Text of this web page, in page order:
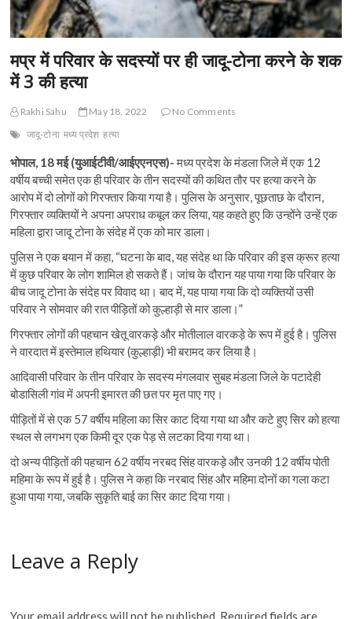
मप्र में परिवार के सदस्यों पर ही जादू-टोना करने के शक
में 3 की हत्या
Rakhi Sahu May 18, 2022
No Comments
जादू-टोना मध्य प्रदेश हत्या
भोपाल, 18 मई (युआईटीवी/आईएएनएस)-मध्य प्रदेश के मंडला जिले में एक 12
वर्षीय बच्ची समेत एक ही परिवार के तीन सदस्यों की कथित तौर पर हत्या करने के
आरोप में दो लोगों को गिरफ्तार किया गया है। पुलिस के अनुसार, पूछताछ के दौरान,
गिरफ्तार व्यक्तियों ने अपना अपराध कबूल कर लिया, यह कहते हुए कि उन्होंने उन्हें एक
महिला द्वारा जादू टोना के संदेह में एक को मार डाला।
पुलिस ने एक बयान में कहा, “घटना के बाद, यह संदेह था कि परिवार की इस क्रूर हत्या
में कुछ परिवार के लोग शामिल हो सकते हैं। जांच के दौरान यह पाया गया कि परिवार के
बीच जादू टोना के संदेह पर विवाद था। बाद में, यह पाया गया कि दो व्यक्तियों उसी
परिवार ने सोमवार की रात पीड़ितों को कुल्हाड़ी से मार डाला।”
गिरफ्तार लोगों की पहचान खेतू वारकड़े और मोतीलाल वारकड़े के रूप में हुई है। पुलिस
ने वारदात में इस्तेमाल हथियार (कुल्हाड़ी) भी बरामद कर लिया है।
आदिवासी परिवार के तीन परिवार के सदस्य मंगलवार सुबह मंडला जिले के पटादेही
बोडासिली गांव में अपनी इमारत की छत पर मृत पाए गए।
पीड़ितों में से एक 57 वर्षीय महिला का सिर काट दिया गया था और कटे हुए सिर को हत्या
स्थल से लगभग एक किमी दूर एक पेड़ से लटका दिया गया था।
दो अन्य पीड़ितों की पहचान 62 वर्षीय नरबद सिंह वारकड़े और उनकी 12 वर्षीय पोती
महिमा के रूप में हुई है। पुलिस ने कहा कि नरबाद सिंह और महिमा दोनों का गला कटा
हुआ पाया गया, जबकि सुकृति बाई का सिर काट दिया गया।
Leave a Reply
Your email address will not be published. Required fields are